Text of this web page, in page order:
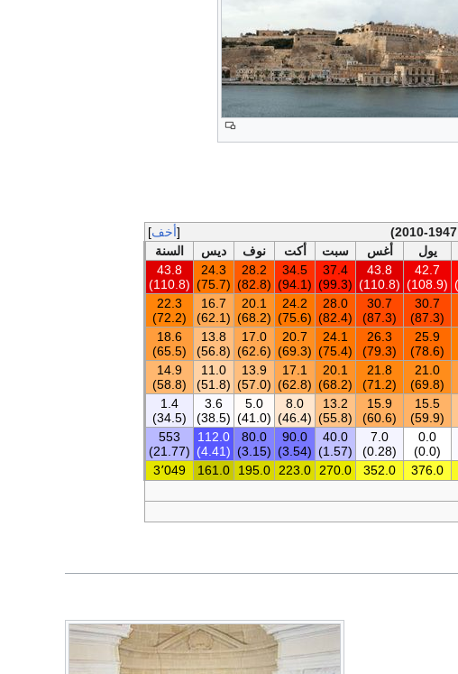
أخف
يول أغس سبت أكت نوف ديس
السنة
42.7
(108.9)
43.8
(110.8)
37.4
(99.3)
34.5
(94.1)
28.2
(82.8)
24.3
(75.7)
43.8
(110.8)
30.7
(87.3)
30.7
(87.3)
28.0
(82.4)
24.2
(75.6)
20.1
(68.2)
16.7
(62.1)
22.3
(72.2)
25.9
(78.6)
26.3
(79.3)
24.1
(75.4)
20.7
(69.3)
17.0
(62.6)
13.8
(56.8)
18.6
(65.5)
21.0
(69.8)
21.8
(71.2)
20.1
(68.2)
17.1
(62.8)
13.9
(57.0)
11.0
(51.8)
14.9
(58.8)
15.5
(59.9)
15.9
(60.6)
13.2
(55.8)
8.0
(46.4)
5.0
(41.0)
3.6
(38.5)
1.4
(34.5)
0.0
(0.0)
7.0
(0.28)
40.0
(1.57)
90.0
(3.54)
80.0
(3.15)
112.0
(4.41)
553
(21.77)
376.0
352.0
270.0
223.0
195.0
161.0 3٬049